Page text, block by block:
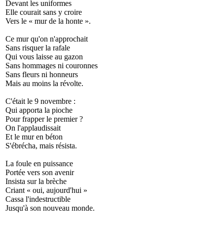
Devant les uniformes
Elle courait sans y croire
Vers le « mur de la honte ».
Ce mur qu'on n'approchait
Sans risquer la rafale
Qui vous laisse au gazon
Sans hommages ni couronnes
Sans fleurs ni honneurs
Mais au moins la révolte.
C'était le 9 novembre :
Qui apporta la pioche
Pour frapper le premier ?
On l'applaudissait
Et le mur en béton
S'ébrécha, mais résista.
La foule en puissance
Portée vers son avenir
Insista sur la brèche
Criant « oui, aujourd'hui »
Cassa l'indestructible
Jusqu'à son nouveau monde.